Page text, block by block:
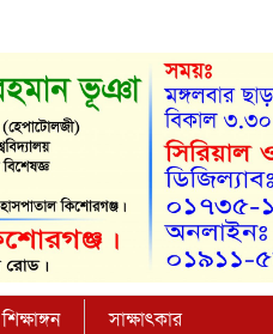
শিক্ষাঙ্গন সাক্ষাৎকার